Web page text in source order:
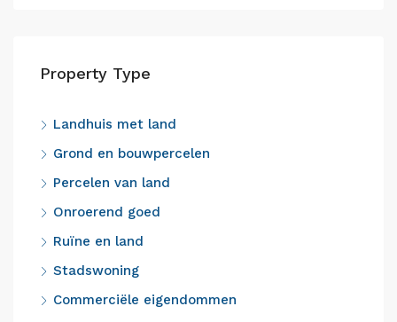
Property Type
Landhuis met land
Grond en bouwpercelen
Percelen van land
Onroerend goed
Ruïne en land
Stadswoning
Commerciële eigendommen